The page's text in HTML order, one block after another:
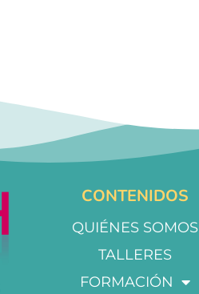
CONTENIDOS
QUIÉNES SOMOS
TALLERES
FORMACIÓN